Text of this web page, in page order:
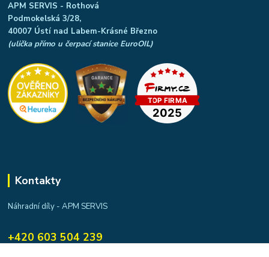
APM SERVIS - Rothová
Podmokelská 3/28,
40007 Ústí nad Labem-Krásné Březno
(ulička přímo u čerpací stanice EuroOIL)
Kontakty
Náhradní díly - APM SERVIS
+420 603 504 239